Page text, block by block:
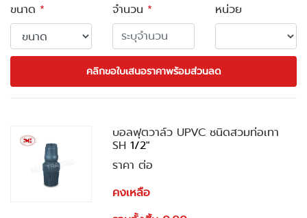
ขนาด * จำนวน * หน่วย
คลิกขอใบเสนอราคาพร้อมส่วนลด
บอลฟุตวาล์ว UPVC ชนิดสวมท่อเทา
SH1/2"
ราคา ต่อ
คงเหลือ